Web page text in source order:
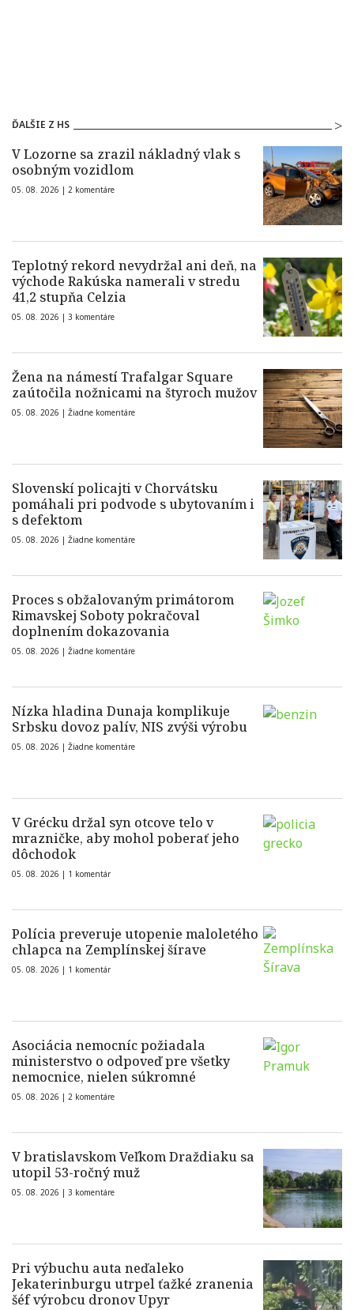
ĎALŠIE Z HS
V Lozorne sa zrazil nákladný vlak s
osobným vozidlom
05. 08. 2026 | 2 komentáre
Teplotný rekord nevydržal ani deň, na
východe Rakúska namerali v stredu
41,2 stupňa Celzia
05. 08. 2026 | 3 komentáre
Žena na námestí Trafalgar Square
zaútočila nožnicami na štyroch mužov
05. 08. 2026 | Žiadne komentáre
Slovenskí policajti v Chorvátsku
pomáhali pri podvode s ubytovaním i
s defektom
05. 08. 2026 | Žiadne komentáre
Proces s obžalovaným primátorom
Rimavskej Soboty pokračoval
doplnením dokazovania
05. 08. 2026 | Žiadne komentáre
Nízka hladina Dunaja komplikuje
Srbsku dovoz palív, NIS zvýši výrobu
05. 08. 2026 | Žiadne komentáre
V Grécku držal syn otcove telo v
mrazničke, aby mohol poberať jeho
dôchodok
05. 08. 2026 | 1 komentár
Polícia preveruje utopenie maloletého
chlapca na Zemplínskej šírave
05. 08. 2026 | 1 komentár
Asociácia nemocníc požiadala
ministerstvo o odpoveď pre všetky
nemocnice, nielen súkromné
05. 08. 2026 | 2 komentáre
V bratislavskom Veľkom Draždiaku sa
utopil 53-ročný muž
05. 08. 2026 | 3 komentáre
Pri výbuchu auta neďaleko
Jekaterinburgu utrpel ťažké zranenia
šéf výrobcu dronov Upyr